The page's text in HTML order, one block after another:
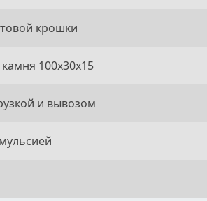
крошки
100x30x15
и вывозом